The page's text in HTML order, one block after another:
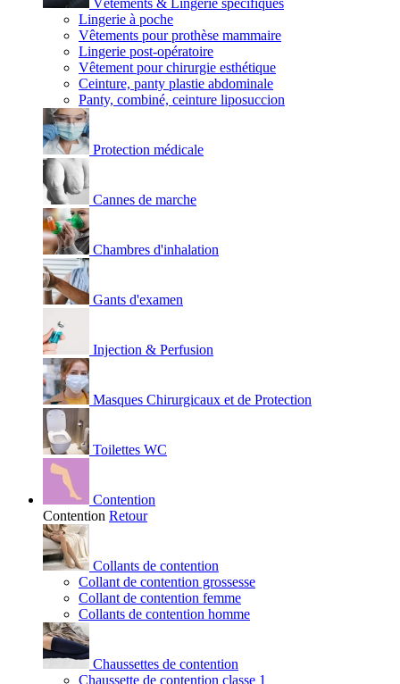
Vêtements & Lingerie spécifiques
Lingerie à poche
Vêtements pour prothèse mammaire
Lingerie post-opératoire
Vêtement pour chirurgie esthétique
Ceinture, panty plastie abdominale
Panty, combiné, ceinture liposuccion
Protection médicale
Cannes de marche
Chambres d'inhalation
Gants d'examen
Injection & Perfusion
Masques Chirurgicaux et de Protection
Toilettes WC
Contention
Contention Retour
Collants de contention
Collant de contention grossesse
Collant de contention femme
Collants de contention homme
Chaussettes de contention
Chaussette de contention classe 1